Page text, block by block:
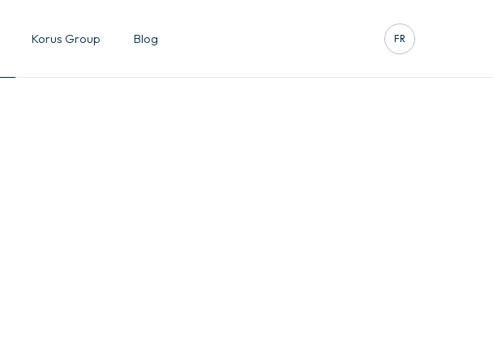
Korus Group Blog FR